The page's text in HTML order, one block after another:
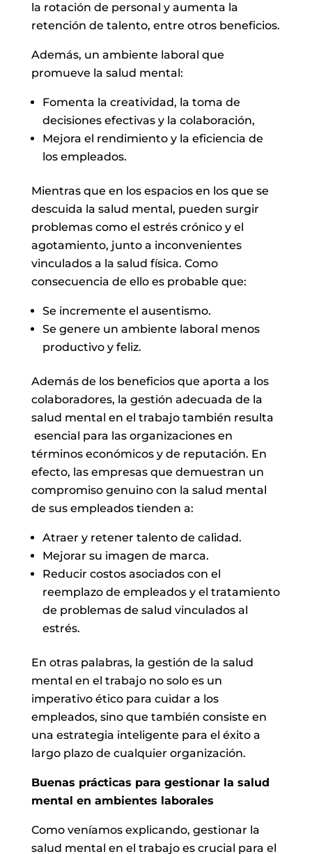
la rotación de personal y aumenta la
retención de talento, entre otros beneficios.
Además, un ambiente laboral que
promueve la salud mental:
Fomenta la creatividad, la toma de
decisiones efectivas y la colaboración,
Mejora el rendimiento y la eficiencia de
los empleados.
Mientras que en los espacios en los que se
descuida la salud mental, pueden surgir
problemas como el estrés crónico y el
agotamiento, junto a inconvenientes
vinculados a la salud física. Como
consecuencia de ello es probable que:
Se incremente el ausentismo.
Se genere un ambiente laboral menos
productivo y feliz.
Además de los beneficios que aporta a los
colaboradores, la gestión adecuada de la
salud mental en el trabajo también resulta
esencial para las organizaciones en
términos económicos y de reputación. En
efecto, las empresas que demuestran un
compromiso genuino con la salud mental
de sus empleados tienden a:
Atraer y retener talento de calidad.
Mejorar su imagen de marca.
Reducir costos asociados con el
reemplazo de empleados y el tratamiento
de problemas de salud vinculados al
estrés.
En otras palabras, la gestión de la salud
mental en el trabajo no solo es un
imperativo ético para cuidar a los
empleados, sino que también consiste en
una estrategia inteligente para el éxito a
largo plazo de cualquier organización.
Buenas prácticas para gestionar la salud
mental en ambientes laborales
Como veníamos explicando, gestionar la
salud mental en el trabajo es crucial para el